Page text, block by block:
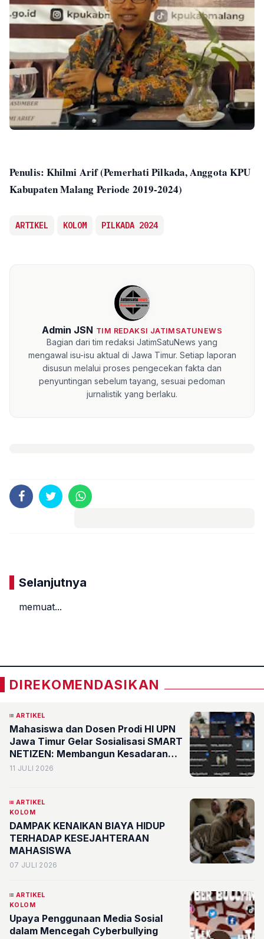
Penulis: Khilmi Arif (Pemerhati Pilkada, Anggota KPU
Kabupaten Malang Periode 2019-2024)
ARTIKEL KOLOM PILKADA 2024
Admin JSN TIM REDAKSI JATIMSATUNEWS
Bagian dari tim redaksi JatimSatuNews yang
mengawal isu-isu aktual di Jawa Timur. Setiap laporan
disusun melalui proses pengecekan fakta dan
penyuntingan sebelum tayang, sesuai pedoman
jurnalistik yang berlaku.
Selanjutnya
memuat...
DIREKOMENDASIKAN
ARTIKEL
Mahasiswa dan Dosen Prodi HI UPN
Jawa Timur Gelar Sosialisasi SMART
NETIZEN: Membangun Kesadaran
Literasi Digital dan Etika dalam
11 JULI 2026
ARTIKEL
KOLOM
DAMPAK KENAIKAN BIAYA HIDUP
TERHADAP KESEJAHTERAAN
MAHASISWA
07 JULI 2026
ARTIKEL
KOLOM
Upaya Penggunaan Media Sosial
dalam Mencegah Cyberbullying